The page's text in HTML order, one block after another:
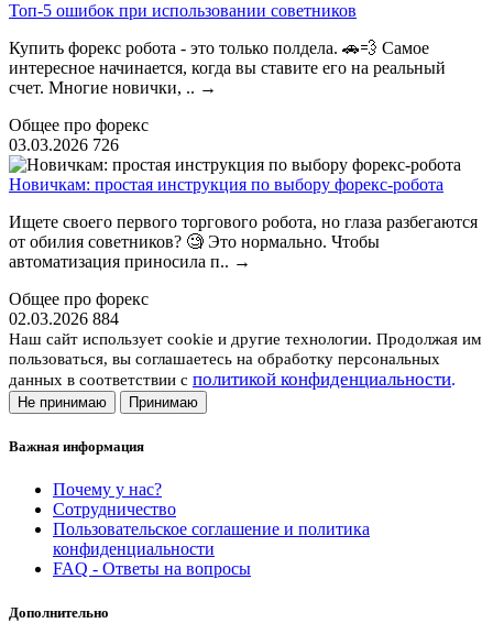
Топ-5 ошибок при использовании советников
Купить форекс робота - это только полдела. 🚗💨 Самое
интересное начинается, когда вы ставите его на реальный
счет. Многие новички, .. →
Общее про форекс
03.03.2026 726
Новичкам: простая инструкция по выбору форекс-робота
Ищете своего первого торгового робота, но глаза разбегаются
от обилия советников? 🧐 Это нормально. Чтобы
автоматизация приносила п.. →
Общее про форекс
02.03.2026 884
Наш сайт использует cookie и другие технологии. Продолжая им
пользоваться, вы соглашаетесь на обработку персональных
данных в соответствии с политикой конфиденциальности.
Не принимаю Принимаю
Важная информация
Почему у нас?
Сотрудничество
Пользовательское соглашение и политика
конфиденциальности
FAQ - Ответы на вопросы
Дополнительно